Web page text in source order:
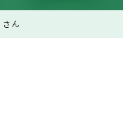
さん